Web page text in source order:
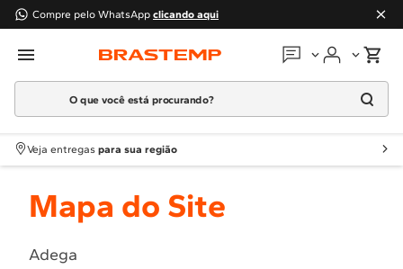
Compre pelo WhatsApp clicando aqui
Em que podemos
O que você está procurando?
Termos mais buscados
1º Geladeira
2
Fogao
4 º Lava Louça
Veja entregas para sua região
Mapa do Site
Adega